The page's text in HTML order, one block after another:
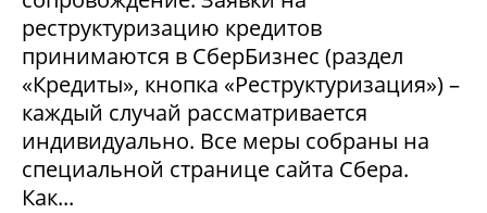
реструктуризацию кредитов
принимаются в СберБизнес (раздел
«Кредиты», кнопка «Реструктуризация») –
каждый случай рассматривается
индивидуально. Все меры собраны на
специальной странице сайта Сбера.
Как...